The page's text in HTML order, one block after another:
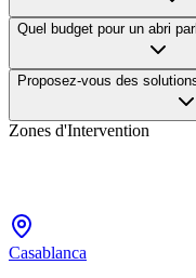
Quel budget pour un abri
Proposez-vous des
Zones d'Intervention
Casablanca